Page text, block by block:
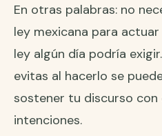
En otras palabras: no
ley mexicana para
ley algún día podría
evitas al hacerlo se
sostener tu discurso con
intenciones.